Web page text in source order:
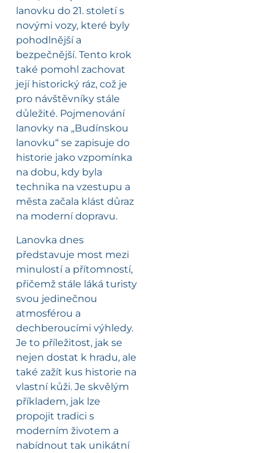
lanovku do 21. století s
novými vozy, které byly
pohodlnější a
bezpečnější. Tento krok
také pomohl zachovat
její historický ráz, což je
pro návštěvníky stále
důležité. Pojmenování
lanovky na „Budínskou
lanovku“ se zapisuje do
historie jako vzpomínka
na dobu, kdy byla
technika na vzestupu a
města začala klást důraz
na moderní dopravu.
Lanovka dnes
představuje most mezi
minulostí a přítomností,
přičemž stále láká turisty
svou jedinečnou
atmosférou a
dechberoucími výhledy.
Je to příležitost, jak se
nejen dostat k hradu, ale
také zažít kus historie na
vlastní kůži. Je skvělým
příkladem, jak lze
propojit tradici s
moderním životem a
nabídnout tak unikátní